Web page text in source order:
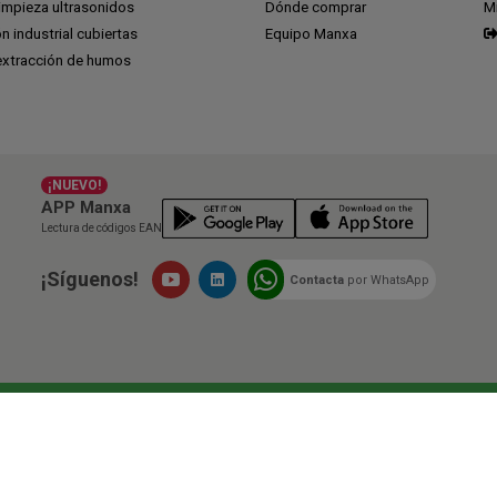
ultrasonidos
industrial cubiertas
de humos
Dónde comprar
Equipo Manxa
¡NUEVO!
APP Manxa
Lectura de códigos EAN
¡Síguenos! Contacta por WhatsApp